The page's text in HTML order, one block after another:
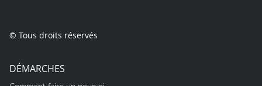
© Tous droits réservés
DÉMARCHES